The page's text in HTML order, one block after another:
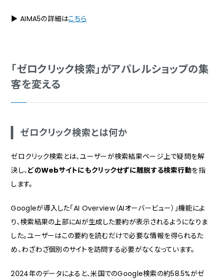
▶ AIMA5の詳細はこちら
「ゼロクリック検索」がアパレルショップの集
客を変える
ゼロクリック検索とは何か
ゼロクリック検索とは、ユーザーが検索結果ページ上で疑問を解
決し、どのWebサイトにもクリックせずに離脱する検索行動を指
します。
Googleが導入した「AI Overview（AIオーバービュー）」機能によ
り、検索結果の上部にAIが生成した要約が表示されるようになりま
した。ユーザーはこの要約を読むだけで必要な情報を得られるた
め、わざわざ個別のサイトを訪問する必要がなくなっています。
2024年のデータによると、米国でのGoogle検索の約58.5%がゼ